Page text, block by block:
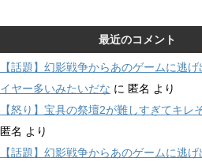
最近のコメント
【話題】幻影戦争からあのゲームに逃
イヤー多いみたいだな に 匿名 より
【怒り】宝具の祭壇2が難しすぎてキレ
匿名 より
【話題】幻影戦争からあのゲームに逃